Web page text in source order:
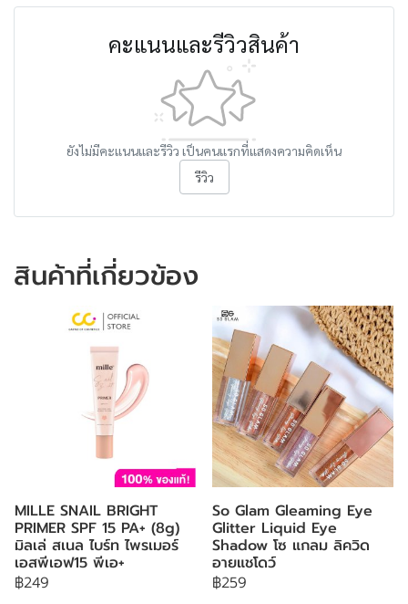
คะแนนและรีวิวสินค้า
ยังไม่มีคะแนนและรีวิว เป็นคนแรกที่แสดงความคิดเห็น
รีวิว
สินค้าที่เกี่ยวข้อง
MILLE SNAIL BRIGHT
PRIMER SPF 15 PA+ (8g)
มิลเล่ สเนล ไบร์ท ไพรเมอร์
เอสพีเอฟ15 พีเอ+
฿249
So Glam Gleaming Eye
Glitter Liquid Eye
Shadow โซ แกลม ลิควิด
อายแชโดว์
฿259